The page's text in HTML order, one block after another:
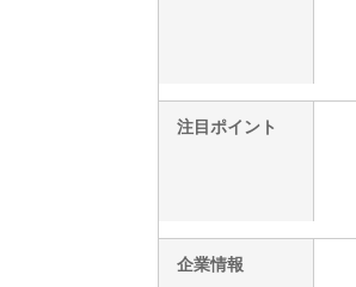
注目ポイント
企業情報